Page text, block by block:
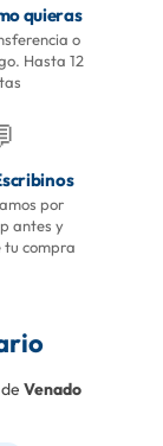
quieras
o
Hasta 12
por
antes y
tu compra
Venado